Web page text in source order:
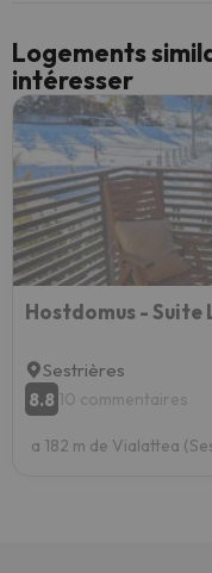
Logements
intéresser
Hostdomus - Suite
Sestrières
8.8 10 commentaires
a 182 m de Vialattea